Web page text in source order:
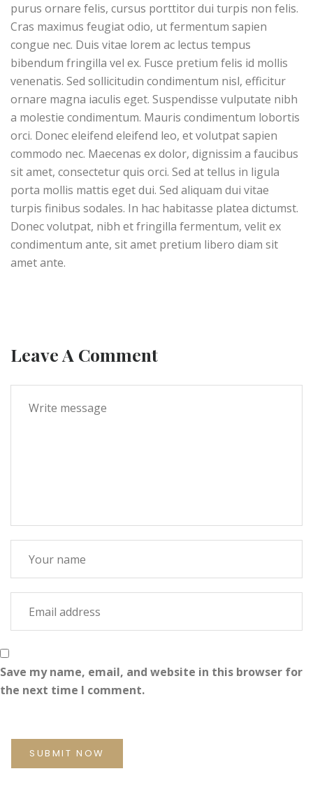
purus ornare felis, cursus porttitor dui turpis non felis.
Cras maximus feugiat odio, ut fermentum sapien
congue nec. Duis vitae lorem ac lectus tempus
bibendum fringilla vel ex. Fusce pretium felis id mollis
venenatis. Sed sollicitudin condimentum nisl, efficitur
ornare magna iaculis eget. Suspendisse vulputate nibh
a molestie condimentum. Mauris condimentum lobortis
orci. Donec eleifend eleifend leo, et volutpat sapien
commodo nec. Maecenas ex dolor, dignissim a faucibus
sit amet, consectetur quis orci. Sed at tellus in ligula
porta mollis mattis eget dui. Sed aliquam dui vitae
turpis finibus sodales. In hac habitasse platea dictumst.
Donec volutpat, nibh et fringilla fermentum, velit ex
condimentum ante, sit amet pretium libero diam sit
amet ante.
Leave A Comment
Save my name, email, and website in this browser for
the next time I comment.